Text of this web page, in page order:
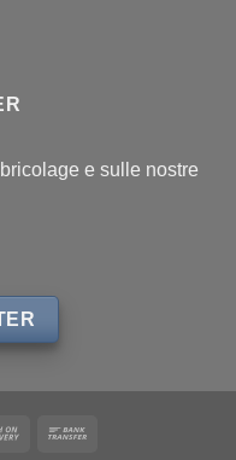
e sulle nostre